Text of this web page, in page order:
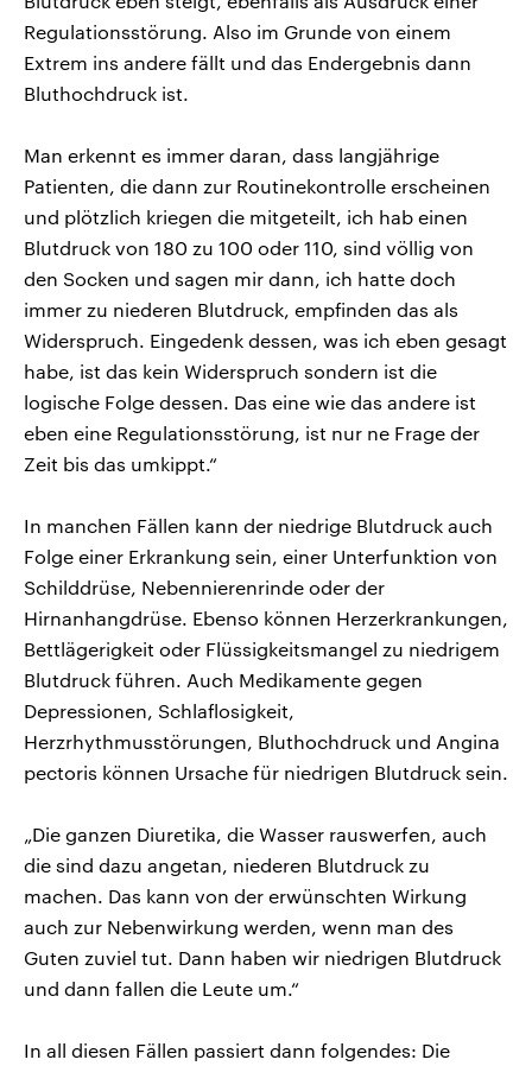
Regulationsstörung. Also im Grunde von einem
Extrem ins andere fällt und das Endergebnis dann
Bluthochdruck ist.
Man erkennt es immer daran, dass langjährige
Patienten, die dann zur Routinekontrolle erscheinen
und plötzlich kriegen die mitgeteilt, ich hab einen
Blutdruck von 180 zu 100 oder 110, sind völlig von
den Socken und sagen mir dann, ich hatte doch
immer zu niederen Blutdruck, empfinden das als
Widerspruch. Eingedenk dessen, was ich eben gesagt
habe, ist das kein Widerspruch sondern ist die
logische Folge dessen. Das eine wie das andere ist
eben eine Regulationsstörung, ist nur ne Frage der
Zeit bis das umkippt.“
In manchen Fällen kann der niedrige Blutdruck auch
Folge einer Erkrankung sein, einer Unterfunktion von
Schilddrüse, Nebennierenrinde oder der
Hirnanhangdrüse. Ebenso können Herzerkrankungen,
Bettlägerigkeit oder Flüssigkeitsmangel zu niedrigem
Blutdruck führen. Auch Medikamente gegen
Depressionen, Schlaflosigkeit,
Herzrhythmusstörungen, Bluthochdruck und Angina
pectoris können Ursache für niedrigen Blutdruck sein.
„Die ganzen Diuretika, die Wasser rauswerfen, auch
die sind dazu angetan, niederen Blutdruck zu
machen. Das kann von der erwünschten Wirkung
auch zur Nebenwirkung werden, wenn man des
Guten zuviel tut. Dann haben wir niedrigen Blutdruck
und dann fallen die Leute um.“
In all diesen Fällen passiert dann folgendes: Die